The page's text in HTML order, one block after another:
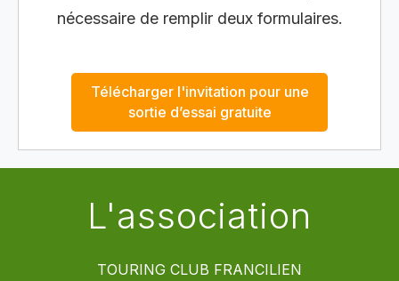
nécessaire de remplir deux formulaires.
Télécharger l'invitation pour une
sortie d’essai gratuite
L'association
TOURING CLUB FRANCILIEN